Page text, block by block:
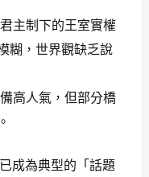
主制下的王室實權
糊，世界觀缺乏說
高人氣，但部分橋
成為典型的「話題